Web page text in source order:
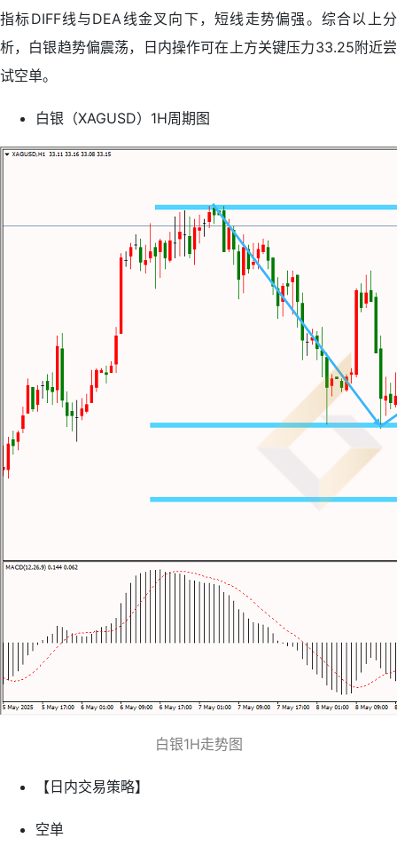
指标DIFF线与DEA线金叉向下，短线走势偏强。综合以上分
析，白银趋势偏震荡，日内操作可在上方关键压力33.25附近尝
试空单。
白银（XAGUSD）1H周期图
白银1H走势图
【日内交易策略】
空单